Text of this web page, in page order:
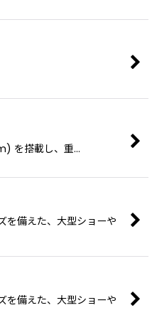
を搭載し、重…
を備えた、大型ショーや
を備えた、大型ショーや